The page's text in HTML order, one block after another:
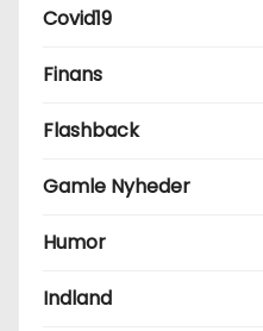
Covid19
Finans
Flashback
Gamle Nyheder
Humor
Indland